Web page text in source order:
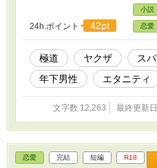
る話には※マ
投稿) (長編『東
とナデシコ』
のハイブリッ
24h.ポイント 42pt
小説
恋愛
極道 ヤクザ ス
年下男性
エタニティ
文字数 12,263 最終更新
恋愛 完結 短編 R18